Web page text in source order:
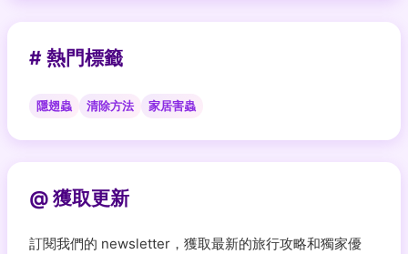
# 熱門標籤
隱翅蟲 清除方法 家居害蟲
@ 獲取更新
訂閱我們的 newsletter，獲取最新的旅行攻略和獨家優